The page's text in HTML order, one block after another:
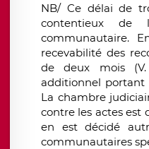
NB/ Ce délai de
contentieux de
communautaire.
recevabilité des
de deux mois (V.
additionnel portant
La chambre
contre les actes est
en est décidé
communautaires